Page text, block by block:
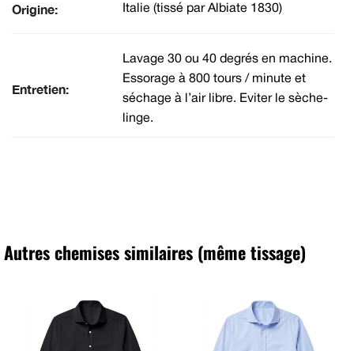
Origine: Italie (tissé par Albiate 1830)
Entretien:
Lavage 30 ou 40 degrés en machine.
Essorage à 800 tours / minute et
séchage à l’air libre. Eviter le sèche-
linge.
Autres chemises similaires (même tissage)